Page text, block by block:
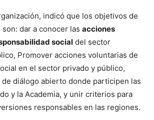
indicó que los objetivos de
dar a conocer las acciones
social del sector
Promover acciones voluntarias de
en el sector privado y público,
de diálogo abierto donde participen las
y la Academia, y unir criterios para
responsables en las regiones.